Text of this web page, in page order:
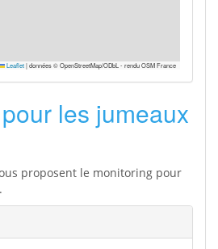
Leaflet|données © OpenStreetMap/ODbL - rendu OSM France
les jumeaux
proposent le monitoring pour